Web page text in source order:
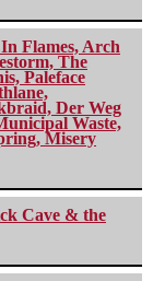
Flames, Arch
The
Paleface
Der Weg
Waste,
Misery
Cave & the